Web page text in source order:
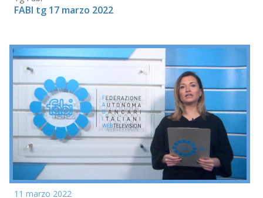
FABI tg 17 marzo 2022
11 marzo 2022